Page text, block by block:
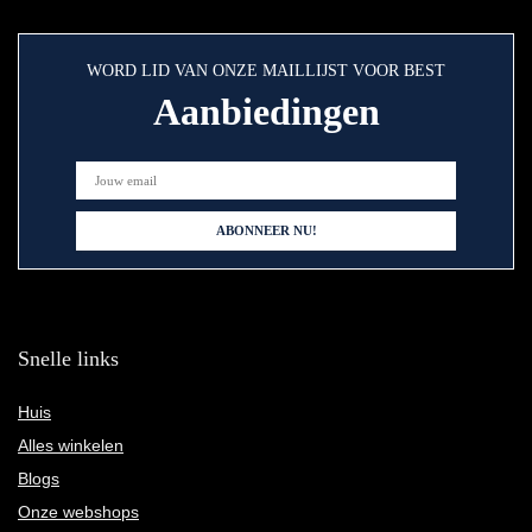
WORD LID VAN ONZE MAILLIJST VOOR BEST
Aanbiedingen
Snelle links
Huis
Alles winkelen
Blogs
Onze webshops